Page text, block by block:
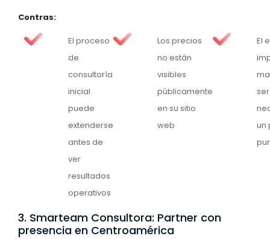
Contras:
El proceso
de
consultoría
inicial
puede
extenderse
antes de
ver
resultados
operativos
Los precios
no están
visibles
públicamente
en su sitio
web
El
un
3. Smarteam Consultora: Partner con
presencia en Centroamérica